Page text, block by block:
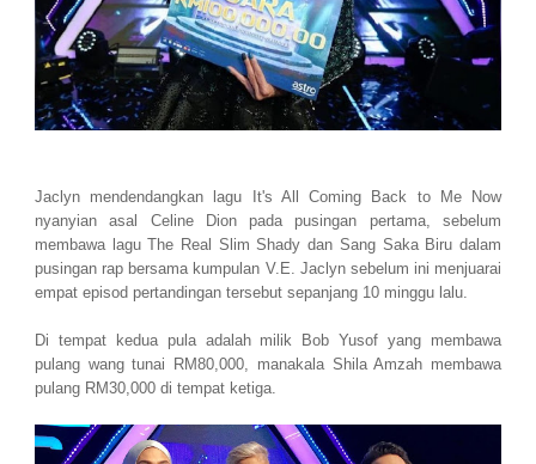
Jaclyn mendendangkan lagu It's All Coming Back to Me Now
nyanyian asal Celine Dion pada pusingan pertama, sebelum
membawa lagu The Real Slim Shady dan Sang Saka Biru dalam
pusingan rap bersama kumpulan V.E. Jaclyn sebelum ini menjuarai
empat episod pertandingan tersebut sepanjang 10 minggu lalu.
Di tempat kedua pula adalah milik Bob Yusof yang membawa
pulang wang tunai RM80,000, manakala Shila Amzah membawa
pulang RM30,000 di tempat ketiga.